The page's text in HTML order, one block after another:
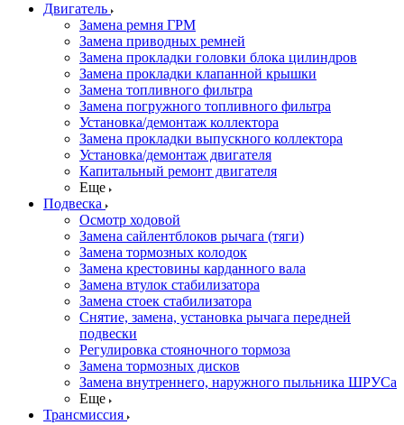
Двигатель
Замена ремня ГРМ
Замена приводных ремней
Замена прокладки головки блока цилиндров
Замена прокладки клапанной крышки
Замена топливного фильтра
Замена погружного топливного фильтра
Установка/демонтаж коллектора
Замена прокладки выпускного коллектора
Установка/демонтаж двигателя
Капитальный ремонт двигателя
Еще
Подвеска
Осмотр ходовой
Замена сайлентблоков рычага (тяги)
Замена тормозных колодок
Замена крестовины карданного вала
Замена втулок стабилизатора
Замена стоек стабилизатора
Снятие, замена, установка рычага передней
подвески
Регулировка стояночного тормоза
Замена тормозных дисков
Замена внутреннего, наружного пыльника ШРУСа
Еще
Трансмиссия